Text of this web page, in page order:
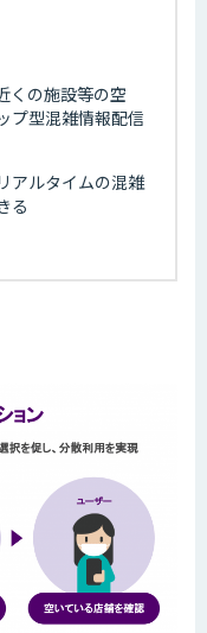
くの施設等の空
プ型混雑情報配信
アルタイムの混雑
る